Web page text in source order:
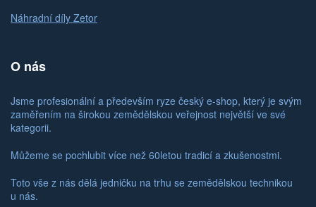
Náhradní díly Zetor
O nás
Jsme profesionální a především ryze český e-shop, který je svým
zaměřením na širokou zemědělskou veřejnost největší ve své
kategorii.
Můžeme se pochlubit více než 60letou tradicí a zkušenostmi.
Toto vše z nás dělá jedničku na trhu se zemědělskou technikou
u nás.